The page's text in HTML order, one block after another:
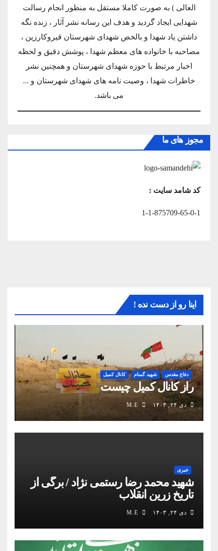
العالی ) به صورت کاملا مستقل به منظور انجام رسالت
شهدایی ایجاد گردید و هدف این رسانه نشر آثار ، زنده نگه
داشتن یاد شهدا و بالخص شهدای شهرستان قیروکارزین ،
مصاحبه با خانواده های معظم شهدا ، پوشش دقیق و لحظه
اخبار مرتبط با حوزه شهدای شهرستان و همچنین نشر
خاطرات شهدا ، وصیت نامه های شهدای شهرستان و ...
می باشد.
مجوز های ما
کد شامد سایت :
1-1-875709-65-0-1
اینا رو از دست نده !
دفاع مقدس شهید گمنام کانال کمیل
راز کانال کمیل چیست
دی ۲۴, ۱۴۰۳
خبری
شهید محمد رضا رستمی نژاد / برگی از
تاریخ زرین انقلاب
دی ۲۴, ۱۴۰۳